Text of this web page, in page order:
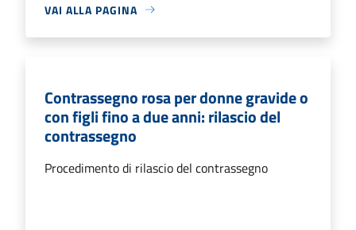
VAI ALLA PAGINA
Contrassegno rosa per donne gravide o
con figli fino a due anni: rilascio del
contrassegno
Procedimento di rilascio del contrassegno